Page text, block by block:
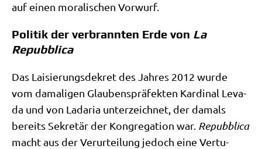
auf einen mora­li­schen Vorwurf.
Politik der verbrannten Erde von La
Repubblica
Das Lai­sie­rungs­de­kret des Jah­res 2012 wur­de
vom dama­li­gen Glau­bens­prä­fek­ten Kar­di­nal Leva­
da und von Lada­ria unter­zeich­net, der damals
bereits Sekre­tär der Kon­gre­ga­ti­on war. Repubbli­ca
macht aus der Ver­ur­tei­lung jedoch eine Ver­tu­